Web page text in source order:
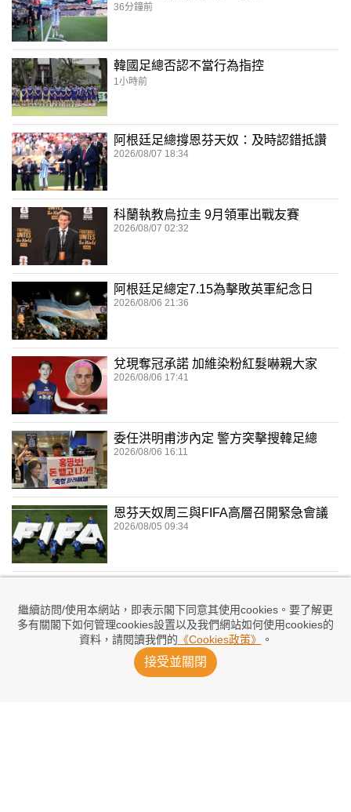
繼續訪問/使用本網站，即表示閣下同意其使用cookies。要了解更
多有關閣下如何管理cookies設置以及我們網站如何使用cookies的
資料，請閱讀我們的 《Cookies政策》 。
接受並關閉
36分鐘前
韓國足總否認不當行為指控
1小時前
阿根廷足總撐恩芬天奴：及時認錯抵讚
2026/08/07 18:34
科蘭執教烏拉圭 9月領軍出戰友賽
2026/08/07 02:32
阿根廷足總定7.15為擊敗英軍紀念日
2026/08/06 21:36
兌現奪冠承諾 加維染粉紅髮嚇親大家
2026/08/06 17:41
委任洪明甫涉內定 警方突擊搜韓足總
2026/08/06 16:11
恩芬天奴周三與FIFA高層召開緊急會議
2026/08/05 09:34
本性難移！柏利迪斯回阿甲又鬧事
2026/08/04 12:41